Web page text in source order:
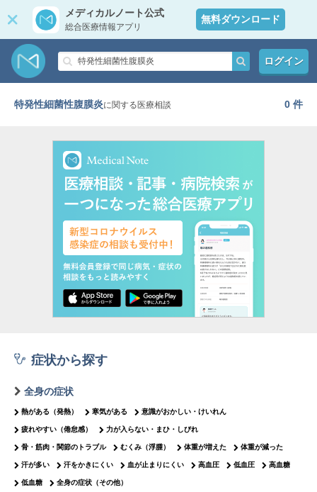
メディカルノート公式
総合医療情報アプリ
無料ダウンロード
ログイン
特発性細菌性腹膜炎に関する医療相談 0 件
症状から探す
全身の症状
熱がある（発熱） 寒気がある 意識がおかしい・けいれん
疲れやすい（倦怠感） 力が入らない・まひ・しびれ
骨・筋肉・関節のトラブル むくみ（浮腫） 体重が増えた 体重が減った
汗が多い 汗をかきにくい 血が止まりにくい 高血圧 低血圧 高血糖
低血糖 全身の症状（その他）